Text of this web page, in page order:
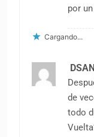
por
Cargando...
DSAN
de
todo